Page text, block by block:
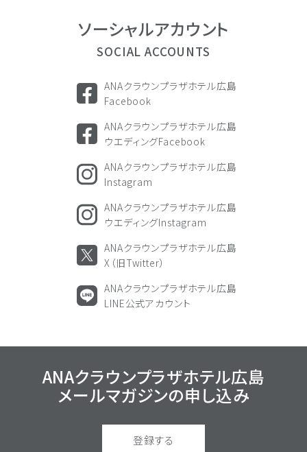
ソーシャルアカウント
SOCIAL ACCOUNTS
ANAクラウンプラザホテル広島
Facebook
ANAクラウンプラザホテル広島
ウエディングFacebook
ANAクラウンプラザホテル広島
Instagram
ANAクラウンプラザホテル広島
ウエディングInstagram
ANAクラウンプラザホテル広島
X（旧Twitter）
ANAクラウンプラザホテル広島
LINE公式アカウント
ANAクラウンプラザホテル広島
メールマガジンの申し込み
登録する